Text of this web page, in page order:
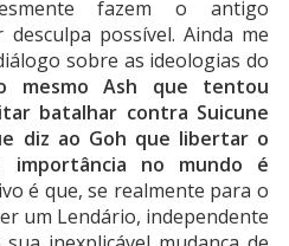
fazem o antigo
possível. Ainda me
sobre as ideologias do
mesmo Ash que tentou
batalhar contra Suicune
diz ao Goh que libertar o
no mundo é
é que, se realmente para o
um Lendário, independente